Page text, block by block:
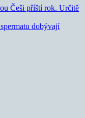
Češi příští rok. Určitě
dobývají